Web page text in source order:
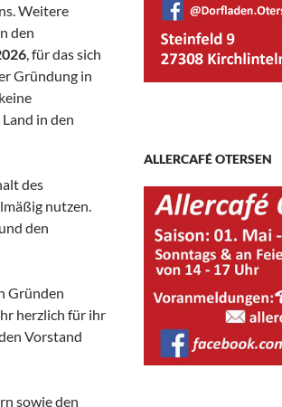
Weitere
den
, für das sich
Gründung in
in den
des
nutzen.
den
Gründen
herzlich für ihr
Vorstand
sowie den
ALLERCAFÉ OTERSEN